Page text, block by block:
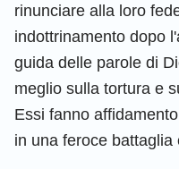
rinunciare alla loro
indottrinamento dopo
guida delle parole di
meglio sulla tortura e
Essi fanno
in una feroce